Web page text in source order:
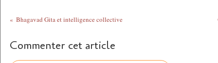
Bhagavad Gita et intelligence collective
Commenter cet article